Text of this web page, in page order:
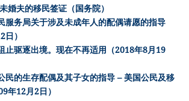
婚夫的移民签证（国务院）
服务局关于涉及未成年人的配偶请愿的指导
日）
止驱逐出境。现在不再适用（2018年8月19
民的生存配偶及其子女的指导 – 美国公民及移
年12月2日）